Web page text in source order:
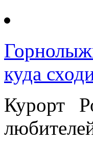
куда
Курорт